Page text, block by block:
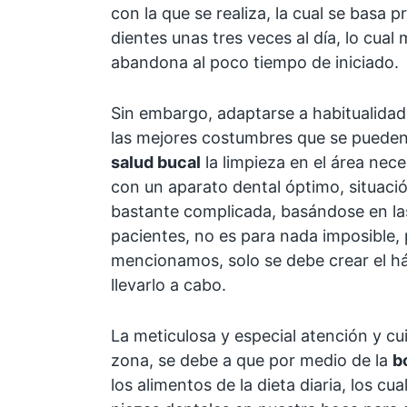
con la que se realiza, la cual se basa
dientes unas tres veces al día, lo cual
abandona al poco tiempo de iniciado.
Sin embargo, adaptarse a
las mejores costumbres que se
salud bucal la limpieza en el área
con un aparato dental óptimo,
bastante complicada, basándose en
pacientes, no es para nada imposible,
mencionamos, solo se debe crear el
llevarlo a cabo.
La meticulosa y especial atención y
zona, se debe a que por medio de la
los alimentos de la dieta diaria, los